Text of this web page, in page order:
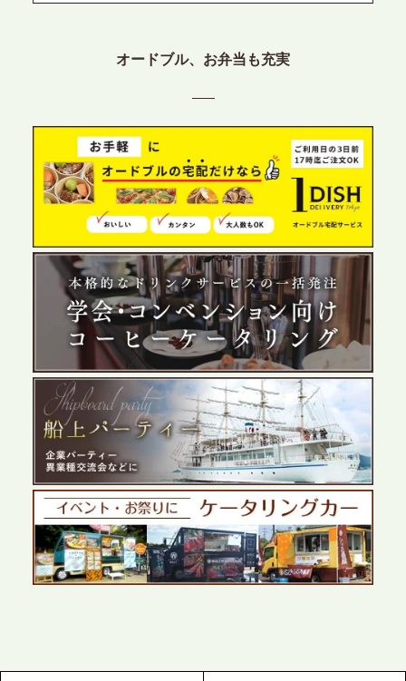
プレスリリースのご案内｜ケータリングのセカンド
目の展開で、拡大する出張パーティー・ケータリン
2026.6.4
プレスリリースのご案内｜夏の社内親睦が、配属後
の離職防止に。オフィスや会議室で縁日気分を味わ
う「お祭りケータリング」の提供を開始
2026.5.29
プレスリリースのご案内｜ケータリングのセカンド
テーブル、群馬前橋支社を設立。再開発やオフィス
展開が進む前橋エリアの企業ニーズに応え、高品質
なサービスで各種イベント・懇親会をサポート
2026.5.27
プレスリリースのご案内｜ケータリングのセカンド
テーブル、千葉本社を新設。幕張・舞浜の大型イベ
ントから主要都市の社内懇親会まで、現地拠点を活
かしたスムーズな対応を展開
2026.5.22
オードブル、お弁当も充実